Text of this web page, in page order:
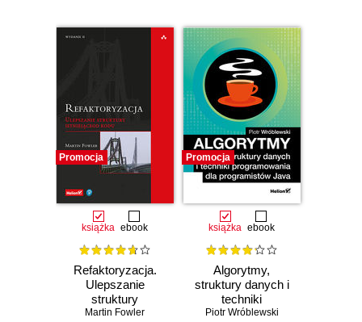
Promocja
książka ebook
Refaktoryzacja.
Ulepszanie
struktury
istniejącego kodu.
Martin Fowler
Promocja
książka ebook
Algorytmy,
struktury danych i
techniki
programowania dla
Piotr Wróblewski